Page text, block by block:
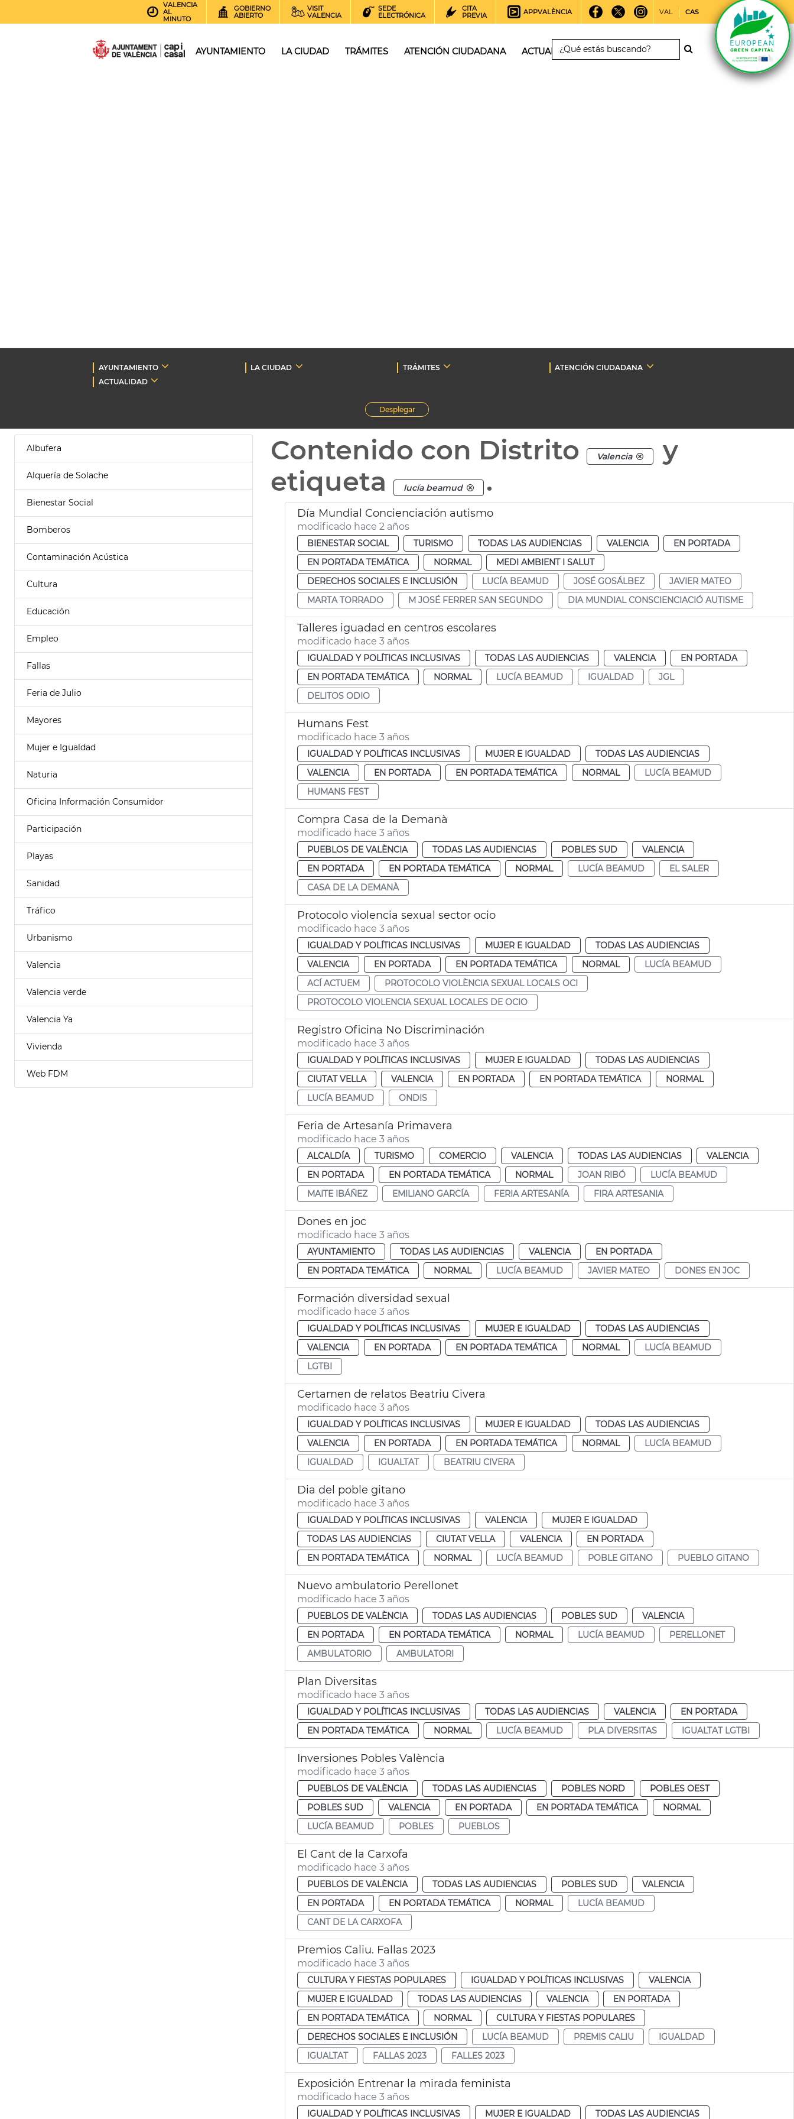
VALENCIA
AL
MINUTO
GOBIERNO
ABIERTO
VISIT
VALENCIA
SEDE
ELECTRÓNICA
CITA
PREVIA
APPVALÈNCIA VAL CAS
AYUNTAMIENTO LA CIUDAD TRÁMITES ATENCIÓN CIUDADANA ACTUALIDAD
AYUNTAMIENTO LA CIUDAD TRÁMITES
ATENCIÓN CIUDADANA
ACTUALIDAD
Desplegar
Albufera
Alquería de Solache
Bienestar Social
Bomberos
Contaminación Acústica
Cultura
Educación
Empleo
Fallas
Feria de Julio
Mayores
Mujer e Igualdad
Naturia
Oficina Información Consumidor
Participación
Playas
Sanidad
Tráfico
Urbanismo
Valencia
Valencia verde
Valencia Ya
Vivienda
Web FDM
Contenido con Distrito Valencia
y
etiqueta
lucía beamud .
Día Mundial Concienciación autismo
modificado hace 2 años
BIENESTAR SOCIAL TURISMO TODAS LAS AUDIENCIAS VALENCIA
EN PORTADA
EN PORTADA TEMÁTICA
NORMAL
MEDI AMBIENT I SALUT
DERECHOS SOCIALES E INCLUSIÓN
LUCÍA BEAMUD JOSÉ GOSÁLBEZ
JAVIER MATEO
MARTA TORRADO
M JOSÉ FERRER SAN SEGUNDO DIA MUNDIAL CONSCIENCIACIÓ AUTISME
Talleres iguadad en centros escolares
modificado hace 3 años
IGUALDAD Y POLÍTICAS INCLUSIVAS TODAS LAS AUDIENCIAS VALENCIA
EN PORTADA
EN PORTADA TEMÁTICA
NORMAL LUCÍA BEAMUD IGUALDAD
JGL
DELITOS ODIO
Humans Fest
modificado hace 3 años
IGUALDAD Y POLÍTICAS INCLUSIVAS MUJER E IGUALDAD
TODAS LAS AUDIENCIAS
VALENCIA
EN PORTADA EN PORTADA TEMÁTICA NORMAL
LUCÍA BEAMUD
HUMANS FEST
Compra Casa de la Demanà
modificado hace 3 años
PUEBLOS DE VALÈNCIA TODAS LAS AUDIENCIAS POBLES SUD
VALENCIA
EN PORTADA
EN PORTADA TEMÁTICA NORMAL LUCÍA BEAMUD
EL SALER
CASA DE LA DEMANÀ
Protocolo violencia sexual sector ocio
modificado hace 3 años
IGUALDAD Y POLÍTICAS INCLUSIVAS MUJER E IGUALDAD
TODAS LAS AUDIENCIAS
VALENCIA
EN PORTADA EN PORTADA TEMÁTICA NORMAL
LUCÍA BEAMUD
ACÍ ACTUEM
PROTOCOLO VIOLÈNCIA SEXUAL LOCALS OCI
PROTOCOLO VIOLENCIA SEXUAL LOCALES DE OCIO
Registro Oficina No Discriminación
modificado hace 3 años
IGUALDAD Y POLÍTICAS INCLUSIVAS MUJER E IGUALDAD
TODAS LAS AUDIENCIAS
CIUTAT VELLA
VALENCIA EN PORTADA EN PORTADA TEMÁTICA
NORMAL
LUCÍA BEAMUD
ONDIS
Feria de Artesanía Primavera
modificado hace 3 años
ALCALDÍA TURISMO COMERCIO VALENCIA TODAS LAS AUDIENCIAS
VALENCIA
EN PORTADA
EN PORTADA TEMÁTICA NORMAL JOAN RIBÓ
LUCÍA BEAMUD
MAITE IBÁÑEZ
EMILIANO GARCÍA FERIA ARTESANÍA FIRA ARTESANIA
Dones en joc
modificado hace 3 años
AYUNTAMIENTO TODAS LAS AUDIENCIAS VALENCIA
EN PORTADA
EN PORTADA TEMÁTICA
NORMAL LUCÍA BEAMUD JAVIER MATEO DONES EN JOC
Formación diversidad sexual
modificado hace 3 años
IGUALDAD Y POLÍTICAS INCLUSIVAS MUJER E IGUALDAD
TODAS LAS AUDIENCIAS
VALENCIA
EN PORTADA EN PORTADA TEMÁTICA NORMAL
LUCÍA BEAMUD
LGTBI
Certamen de relatos Beatriu Civera
modificado hace 3 años
IGUALDAD Y POLÍTICAS INCLUSIVAS MUJER E IGUALDAD
TODAS LAS AUDIENCIAS
VALENCIA
EN PORTADA EN PORTADA TEMÁTICA NORMAL
LUCÍA BEAMUD
IGUALDAD
IGUALTAT BEATRIU CIVERA
Dia del poble gitano
modificado hace 3 años
IGUALDAD Y POLÍTICAS INCLUSIVAS VALENCIA
MUJER E IGUALDAD
TODAS LAS AUDIENCIAS
CIUTAT VELLA VALENCIA
EN PORTADA
EN PORTADA TEMÁTICA
NORMAL LUCÍA BEAMUD POBLE GITANO PUEBLO GITANO
Nuevo ambulatorio Perellonet
modificado hace 3 años
PUEBLOS DE VALÈNCIA TODAS LAS AUDIENCIAS POBLES SUD
VALENCIA
EN PORTADA
EN PORTADA TEMÁTICA NORMAL LUCÍA BEAMUD
PERELLONET
AMBULATORIO
AMBULATORI
Plan Diversitas
modificado hace 3 años
IGUALDAD Y POLÍTICAS INCLUSIVAS TODAS LAS AUDIENCIAS VALENCIA
EN PORTADA
EN PORTADA TEMÁTICA
NORMAL LUCÍA BEAMUD PLA DIVERSITAS IGUALTAT LGTBI
Inversiones Pobles València
modificado hace 3 años
PUEBLOS DE VALÈNCIA TODAS LAS AUDIENCIAS POBLES NORD
POBLES OEST
POBLES SUD
VALENCIA EN PORTADA EN PORTADA TEMÁTICA
NORMAL
LUCÍA BEAMUD
POBLES PUEBLOS
El Cant de la Carxofa
modificado hace 3 años
PUEBLOS DE VALÈNCIA TODAS LAS AUDIENCIAS POBLES SUD
VALENCIA
EN PORTADA
EN PORTADA TEMÁTICA NORMAL
LUCÍA BEAMUD
CANT DE LA CARXOFA
Premios Caliu. Fallas 2023
modificado hace 3 años
CULTURA Y FIESTAS POPULARES IGUALDAD Y POLÍTICAS INCLUSIVAS
VALENCIA
MUJER E IGUALDAD
TODAS LAS AUDIENCIAS VALENCIA
EN PORTADA
EN PORTADA TEMÁTICA
NORMAL
CULTURA Y FIESTAS POPULARES
DERECHOS SOCIALES E INCLUSIÓN
LUCÍA BEAMUD PREMIS CALIU
IGUALDAD
IGUALTAT
FALLAS 2023 FALLES 2023
Exposición Entrenar la mirada feminista
modificado hace 3 años
IGUALDAD Y POLÍTICAS INCLUSIVAS MUJER E IGUALDAD TODAS LAS AUDIENCIAS